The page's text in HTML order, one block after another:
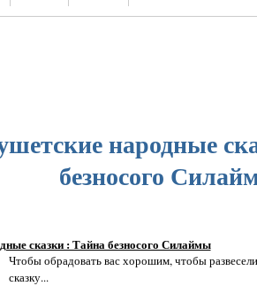
народные
безносого
сказки : Тайна безносого Силаймы
Чтобы обрадовать вас хорошим, чтобы
сказку...